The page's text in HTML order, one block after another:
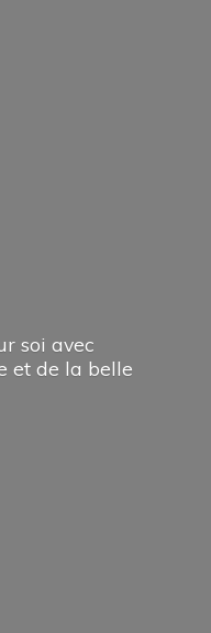
soi avec
et de la belle